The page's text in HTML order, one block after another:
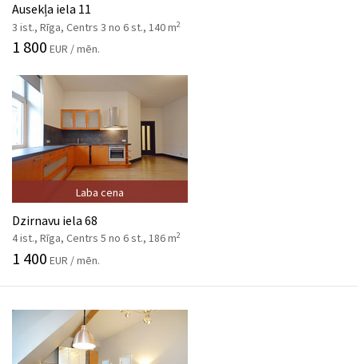
Ausekļa iela 11
3 ist., Rīga, Centrs 3 no 6 st., 140 m2
1 800 EUR / mēn.
Laba cena
Dzirnavu iela 68
4 ist., Rīga, Centrs 5 no 6 st., 186 m2
1 400 EUR / mēn.